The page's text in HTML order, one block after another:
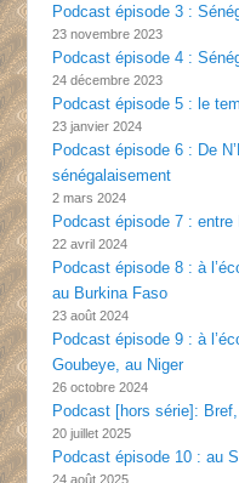
Podcast épisode 3 :
23 novembre 2023
Podcast épisode 4 :
24 décembre 2023
Podcast épisode 5 : le
23 janvier 2024
Podcast épisode 6 : De
sénégalaisement
2 mars 2024
Podcast épisode 7 :
22 avril 2024
Podcast épisode 8 : à
au Burkina Faso
23 août 2024
Podcast épisode 9 : à
Goubeye, au Niger
26 octobre 2024
Podcast [hors série]:
20 juillet 2025
Podcast épisode 10 : au
24 août 2025